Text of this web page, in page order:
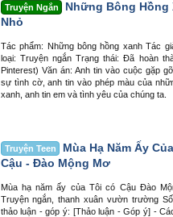
Truyện Ngắn
Những Bông Hồng
Nhỏ
Tác phẩm: Những bông hồng xanh Tác
loại: Truyện ngắn Trạng thái: Đã hoàn
Pinterest) Văn án: Anh tin vào cuộc gặp
sự tình cờ, anh tin vào phép màu của
xanh, anh tin em và tình yêu của chúng ta.
Truyện Teen
Mùa Hạ Năm Ấy
Cậu - Đào Mộng Mơ
Mùa hạ năm ấy của Tôi có Cậu Đào
Truyện ngắn, thanh xuân vườn trường
thảo luận - góp ý: [Thảo luận - Góp ý] -